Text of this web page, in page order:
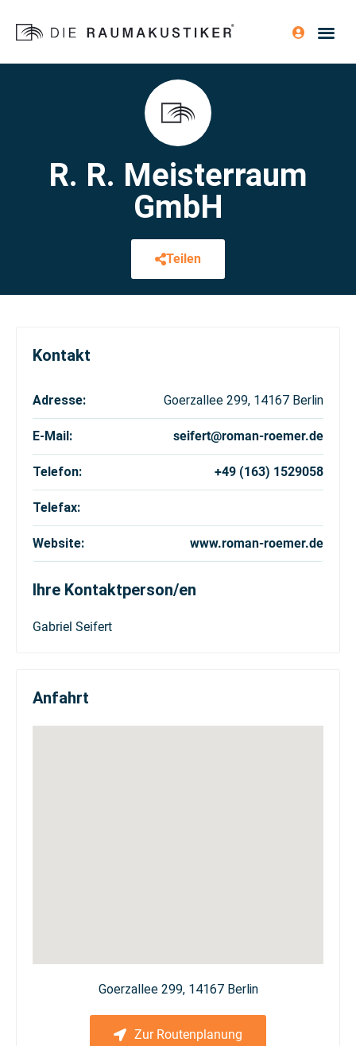
R. R. Meisterraum
GmbH
Teilen
Anfahrt
Goerzallee 299, 14167 Berlin
Zur Routenplanung
Kontakt
Adresse: Goerzallee 299, 14167 Berlin
E-Mail: seifert@roman-roemer.de
Telefon: +49 (163) 1529058
Telefax:
Website: www.roman-roemer.de
Ihre Kontaktperson/en
Gabriel Seifert